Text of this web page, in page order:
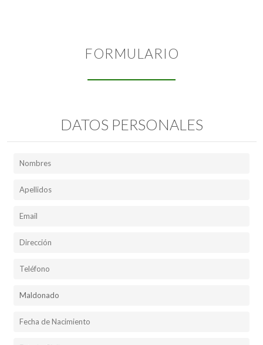
FORMULARIO
DATOS PERSONALES